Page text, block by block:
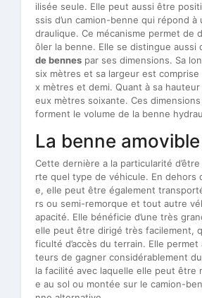
ilisée seule. Elle peut aussi être
ssis d’un camion-benne qui répond à
draulique. Ce mécanisme permet de
ôler la benne. Elle se distingue aussi
de bennes par ses dimensions. Sa
six mètres et sa largeur est
x mètres et demi. Quant à sa
eux mètres soixante. Ces
forment le volume de la benne
La benne amovible
Cette dernière a la particularité d’être
rte quel type de véhicule. En dehors
e, elle peut être également
rs ou semi-remorque et tout autre
apacité. Elle bénéficie d’une très
elle peut être dirigé très facilement,
ficulté d’accès du terrain. Elle
teurs de gagner considérablement
la facilité avec laquelle elle peut être
e au sol ou montée sur le camion-